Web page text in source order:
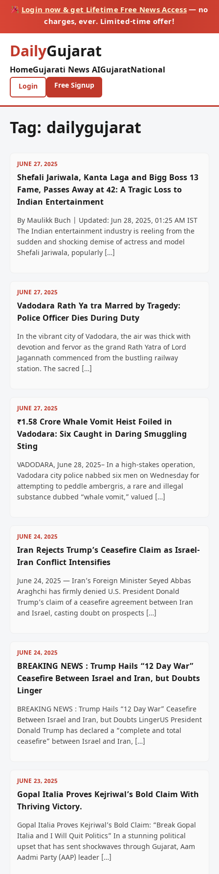
Login now & get Lifetime Free News Access — no
charges, ever. Limited-time offer!
DailyGujarat
HomeGujarati News AIGujaratNational
Login Free Signup
Tag: dailygujarat
JUNE 27, 2025
Shefali Jariwala, Kanta Laga and Bigg Boss 13
Fame, Passes Away at 42: A Tragic Loss to
Indian Entertainment
By Maulikk Buch | Updated: Jun 28, 2025, 01:25 AM IST
The Indian entertainment industry is reeling from the
sudden and shocking demise of actress and model
Shefali Jariwala, popularly […]
JUNE 27, 2025
Vadodara Rath Ya tra Marred by Tragedy:
Police Officer Dies During Duty
In the vibrant city of Vadodara, the air was thick with
devotion and fervor as the grand Rath Yatra of Lord
Jagannath commenced from the bustling railway
station. The sacred […]
JUNE 27, 2025
₹1.58 Crore Whale Vomit Heist Foiled in
Vadodara: Six Caught in Daring Smuggling
Sting
VADODARA, June 28, 2025– In a high-stakes operation,
Vadodara city police nabbed six men on Wednesday for
attempting to peddle ambergris, a rare and illegal
substance dubbed “whale vomit,” valued […]
JUNE 24, 2025
Iran Rejects Trump’s Ceasefire Claim as Israel-
Iran Conflict Intensifies
June 24, 2025 — Iran’s Foreign Minister Seyed Abbas
Araghchi has firmly denied U.S. President Donald
Trump’s claim of a ceasefire agreement between Iran
and Israel, casting doubt on prospects […]
JUNE 24, 2025
BREAKING NEWS : Trump Hails “12 Day War”
Ceasefire Between Israel and Iran, but Doubts
Linger
BREAKING NEWS : Trump Hails “12 Day War” Ceasefire
Between Israel and Iran, but Doubts LingerUS President
Donald Trump has declared a “complete and total
ceasefire” between Israel and Iran, […]
JUNE 23, 2025
Gopal Italia Proves Kejriwal’s Bold Claim With
Thriving Victory.
Gopal Italia Proves Kejriwal’s Bold Claim: “Break Gopal
Italia and I Will Quit Politics” In a stunning political
upset that has sent shockwaves through Gujarat, Aam
Aadmi Party (AAP) leader […]